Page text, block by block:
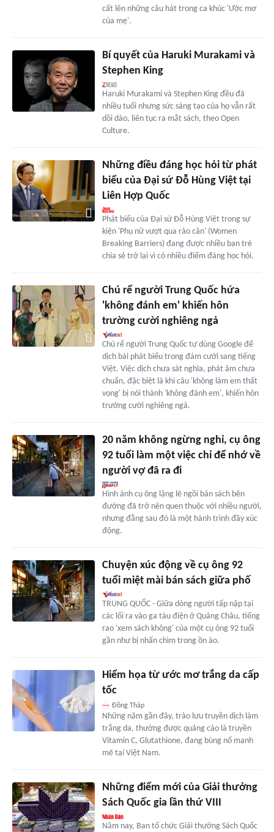
cất lên những câu hát trong ca khúc 'Ước mơ
của mẹ'.
Bí quyết của Haruki Murakami và
Stephen King
Haruki Murakami và Stephen King đều đã
nhiều tuổi nhưng sức sáng tạo của họ vẫn rất
dồi dào, liên tục ra mắt sách, theo Open
Culture.
Những điều đáng học hỏi từ phát
biểu của Đại sứ Đỗ Hùng Việt tại
Liên Hợp Quốc
Phát biểu của Đại sứ Đỗ Hùng Việt trong sự
kiện 'Phụ nữ vượt qua rào cản' (Women
Breaking Barriers) đang được nhiều bạn trẻ
chia sẻ trở lại vì có nhiều điểm đáng học hỏi.
Chú rể người Trung Quốc hứa
'không đánh em' khiến hôn
trường cười nghiêng ngả
Chú rể người Trung Quốc tự dùng Google để
dịch bài phát biểu trong đám cưới sang tiếng
Việt. Việc dịch chưa sát nghĩa, phát âm chưa
chuẩn, đặc biệt là khi câu 'không làm em thất
vọng' bị nói thành 'không đánh em', khiến hôn
trường cười nghiêng ngả.
20 năm không ngừng nghỉ, cụ ông
92 tuổi làm một việc chỉ để nhớ về
người vợ đã ra đi
Hình ảnh cụ ông lặng lẽ ngồi bán sách bên
đường đã trở nên quen thuộc với nhiều người,
nhưng đằng sau đó là một hành trình đầy xúc
động.
Chuyện xúc động về cụ ông 92
tuổi miệt mài bán sách giữa phố
TRUNG QUỐC - Giữa dòng người tấp nập tại
các lối ra vào ga tàu điện ở Quảng Châu, tiếng
rao 'xem sách không' của một cụ ông 92 tuổi
gần như bị nhấn chìm trong ồn ào.
Hiểm họa từ ước mơ trắng da cấp
tốc
Đồng Tháp
Những năm gần đây, trào lưu truyền dịch làm
trắng da, thường được quảng cáo là truyền
Vitamin C, Glutathione, đang bùng nổ mạnh
mẽ tại Việt Nam.
Những điểm mới của Giải thưởng
Sách Quốc gia lần thứ VIII
Năm nay, Ban tổ chức Giải thưởng Sách Quốc